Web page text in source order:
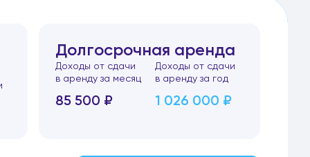
Долгосрочная аренда
Доходы от сдачи
в аренду за месяц
85 500 ₽
Доходы от сдачи
в аренду за год
1 026 000 ₽